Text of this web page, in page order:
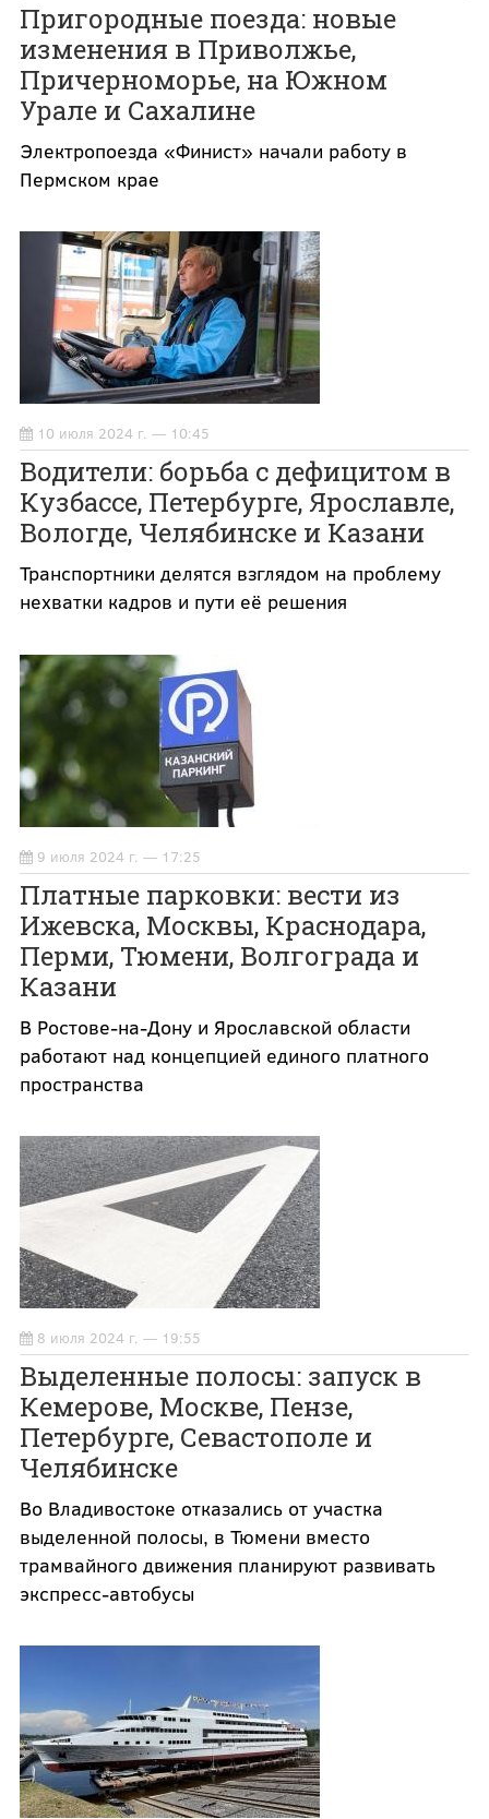
Пригородные поезда: новые
изменения в Приволжье,
Причерноморье, на Южном
Урале и Сахалине
Электропоезда «Финист» начали работу в
Пермском крае
10 июля 2024 г. — 10:45
Водители: борьба с дефицитом в
Кузбассе, Петербурге, Ярославле,
Вологде, Челябинске и Казани
Транспортники делятся взглядом на проблему
нехватки кадров и пути её решения
9 июля 2024 г. — 17:25
Платные парковки: вести из
Ижевска, Москвы, Краснодара,
Перми, Тюмени, Волгограда и
Казани
В Ростове-на-Дону и Ярославской области
работают над концепцией единого платного
пространства
8 июля 2024 г. — 19:55
Выделенные полосы: запуск в
Кемерове, Москве, Пензе,
Петербурге, Севастополе и
Челябинске
Во Владивостоке отказались от участка
выделенной полосы, в Тюмени вместо
трамвайного движения планируют развивать
экспресс-автобусы